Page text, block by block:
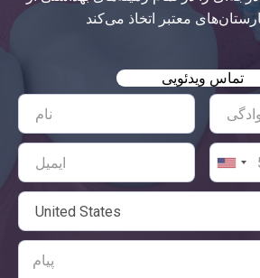
تماس ویدئویی